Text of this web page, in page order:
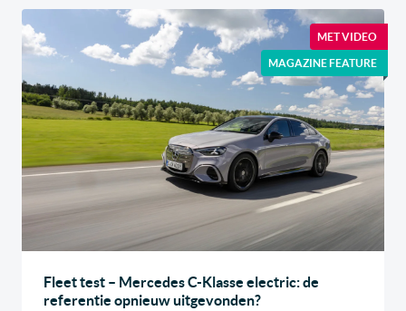
MET VIDEO
MAGAZINE FEATURE
Fleet test – Mercedes C-Klasse electric: de
referentie opnieuw uitgevonden?